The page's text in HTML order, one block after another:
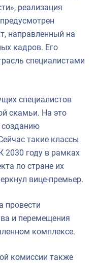
реализация
направленный на
кадров. Его
специалистами
специалистов
скамьи. На это
созданию
такие классы
2030 году в рамках
по стране их
вице-премьер.
провести
и перемещения
комплексе.
комиссии также